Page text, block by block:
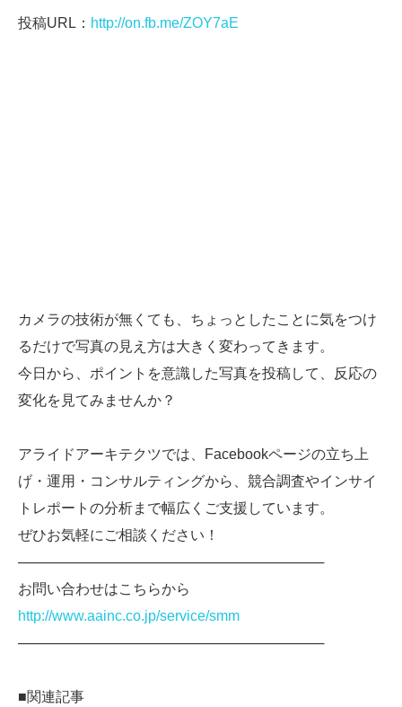
投稿URL： http://on.fb.me/ZOY7aE
カメラの技術が無くても、ちょっとしたことに気をつけ
るだけで写真の見え方は大きく変わってきます。
今日から、ポイントを意識した写真を投稿して、反応の
変化を見てみませんか？
アライドアーキテクツでは、Facebookページの立ち上
げ・運用・コンサルティングから、競合調査やインサイ
トレポートの分析まで幅広くご支援しています。
ぜひお気軽にご相談ください！
───────────────────────────────
お問い合わせはこちらから
http://www.aainc.co.jp/service/smm
───────────────────────────────
■関連記事